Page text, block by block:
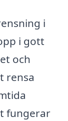
i
i gott
och
rensa
fungerar